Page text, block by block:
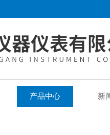
产品中心 新